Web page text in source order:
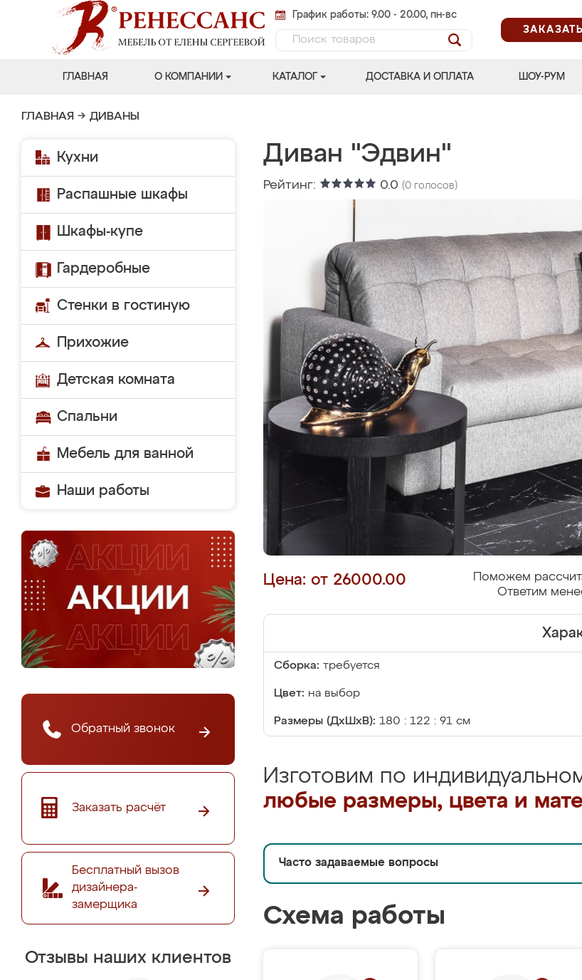
График работы: 9.00 - 20.00, пн-вс
ГЛАВНАЯ О КОМПАНИИ КАТАЛОГ ДОСТАВКА И ОПЛАТА ШОУ-РУМ
ГЛАВНАЯ → ДИВАНЫ
Кухни
Распашные шкафы
Шкафы-купе
Гардеробные
Стенки в гостиную
Прихожие
Детская комната
Спальни
Мебель для ванной
Наши работы
Обратный звонок
Заказать расчёт
Бесплатный вызов
дизайнера-
замерщика
Отзывы наших клиентов
Диван "Эдвин"
Рейтинг: 0.0 (0 голосов)
Цена: от 26000.00
Поможем
Ответим
Сборка: требуется
Цвет: на выбор
Размеры (ДхШхВ): 180 : 122 : 91 см
Изготовим по
любые размеры, цвета и
Часто задаваемые вопросы
Схема работы